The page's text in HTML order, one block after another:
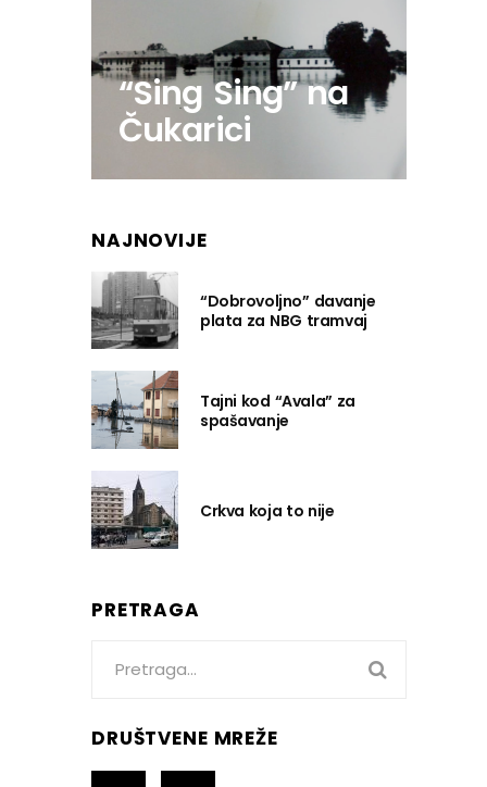
“Sing Sing” na
Čukarici
NAJNOVIJE
“Dobrovoljno” davanje
plata za NBG tramvaj
Tajni kod “Avala” za
spašavanje
Crkva koja to nije
PRETRAGA
DRUŠTVENE MREŽE